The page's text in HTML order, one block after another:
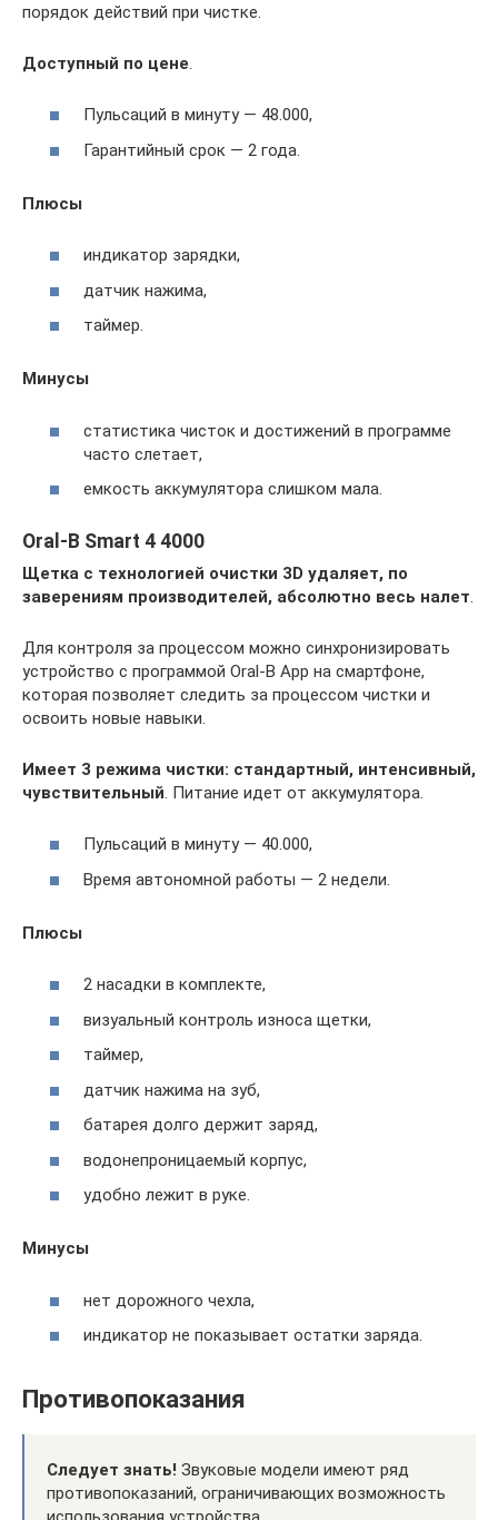
порядок действий при чистке.
Доступный по цене
Пульсаций в минуту — 48.000,
Гарантийный срок — 2 года.
Плюсы
индикатор зарядки,
датчик нажима,
таймер.
Минусы
статистика чисток и достижений в программе
часто слетает,
емкость аккумулятора слишком мала.
Oral-B Smart 4 4000
Щетка с технологией очистки 3D удаляет, по
заверениям производителей, абсолютно весь налет.
Для контроля за процессом можно синхронизировать
устройство с программой Oral-B App на смартфоне,
которая позволяет следить за процессом чистки и
освоить новые навыки.
Имеет 3 режима чистки: стандартный, интенсивный,
чувствительный. Питание идет от аккумулятора.
Пульсаций в минуту — 40.000,
Время автономной работы — 2 недели.
Плюсы
2 насадки в комплекте,
визуальный контроль износа щетки,
таймер,
датчик нажима на зуб,
батарея долго держит заряд,
водонепроницаемый корпус,
удобно лежит в руке.
Минусы
нет дорожного чехла,
индикатор не показывает остатки заряда.
Противопоказания
Следует знать! Звуковые модели имеют ряд
противопоказаний, ограничивающих возможность